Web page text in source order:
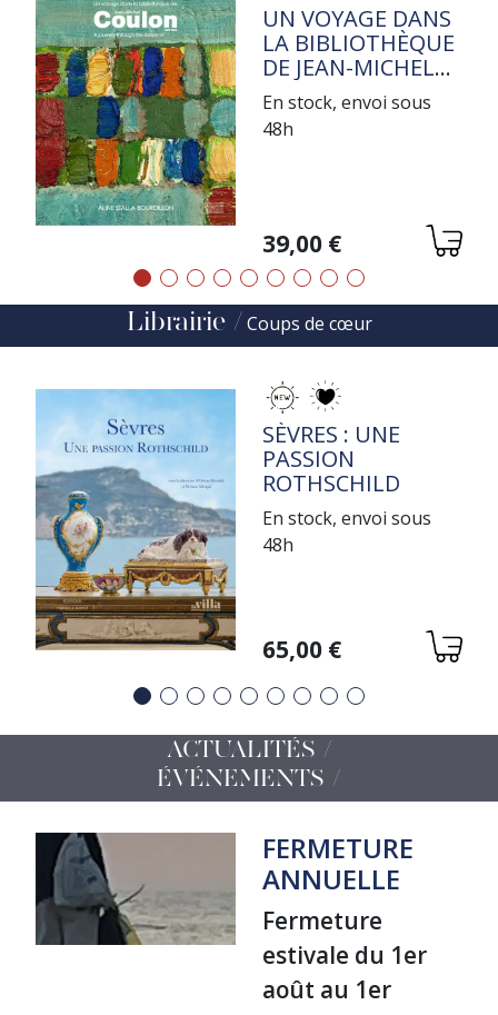
TITRE
UN VOYAGE DANS
LA BIBLIOTHÈQUE
DE JEAN-MICHEL
COULON
En stock, envoi sous
48h
Variations
39,00 €
Précédent
Suivant
Librairie Coups de cœur
TITRE
SÈVRES : UNE
PASSION
ROTHSCHILD
En stock, envoi sous
48h
Variations
65,00 €
Précédent
Suivant
ACTUALITÉS /
ÉVÉNEMENTS
FERMETURE
ANNUELLE
Fermeture
estivale du 1er
août au 1er